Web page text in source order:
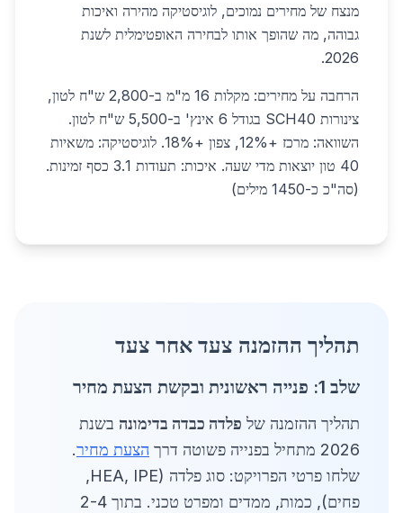
מנצח של מחירים נמוכים, לוגיסטיקה מהירה ואיכות
גבוהה, מה שהופך אותו לבחירה האופטימלית לשנת
2026.
הרחבה על מחירים: מקלות 16 מ"מ ב-2,800 ש"ח לטון,
צינורות SCH40 בגודל 6 אינץ' ב-5,500 ש"ח לטון.
השוואה: מרכז +12%, צפון +18%. לוגיסטיקה: משאיות
40 טון יוצאות מדי שעה. איכות: תעודות 3.1 כסף זמינות.
(סה"כ כ-1450 מילים)
תהליך ההזמנה צעד אחר צעד
שלב 1: פנייה ראשונית ובקשת הצעת מחיר
תהליך ההזמנה של פלדה כבדה בדימונה בשנת
2026 מתחיל בפנייה פשוטה דרך
הצעת מחיר.
שלחו פרטי הפרויקט: סוג פלדה (HEA, IPE,
פחים), כמות, ממדים ומפרט טכני. בתוך 2-4